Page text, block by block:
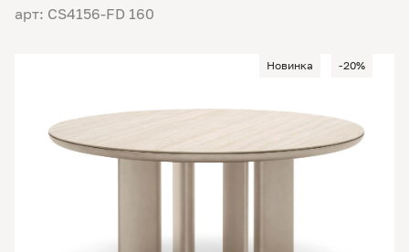
арт: CS4156-FD 160
Новинка -20%